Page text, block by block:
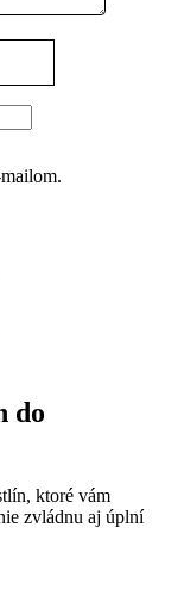
do
ktoré vám
zvládnu aj úplní